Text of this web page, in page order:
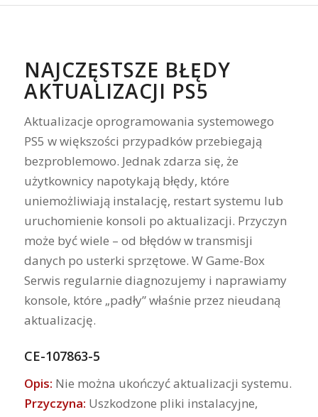
NAJCZĘSTSZE BŁĘDY
AKTUALIZACJI PS5
Aktualizacje oprogramowania systemowego
PS5 w większości przypadków przebiegają
bezproblemowo. Jednak zdarza się, że
użytkownicy napotykają błędy, które
uniemożliwiają instalację, restart systemu lub
uruchomienie konsoli po aktualizacji. Przyczyn
może być wiele – od błędów w transmisji
danych po usterki sprzętowe. W Game-Box
Serwis regularnie diagnozujemy i naprawiamy
konsole, które „padły” właśnie przez nieudaną
aktualizację.
CE-107863-5
Opis: Nie można ukończyć aktualizacji systemu.
Przyczyna: Uszkodzone pliki instalacyjne,